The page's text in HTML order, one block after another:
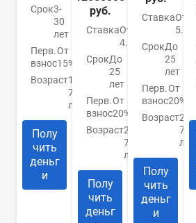
Срок3-
30
лет
Перв.
взнос
От
15%
Возраст18-
70
лет
Полу
чить
деньг
и
руб.
СтавкаОт
4.84%
СрокДо
25
лет
Перв.
взнос
От
20%
Возраст20-
75
лет
Полу
чить
деньг
СтавкаОт
5.9%
СрокДо
25
лет
Перв.
взнос
От
20%
Возраст20-
75
лет
Полу
чить
деньг
и